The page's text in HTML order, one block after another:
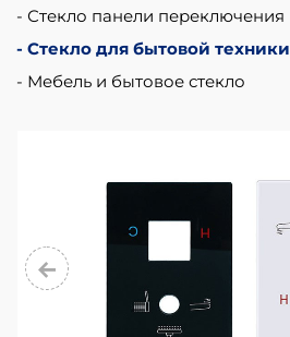
Стекло панели переключения
Стекло для бытовой техники
Мебель и бытовое стекло